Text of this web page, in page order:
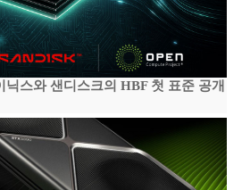
스와 샌디스크의 HBF 첫 표준 공개